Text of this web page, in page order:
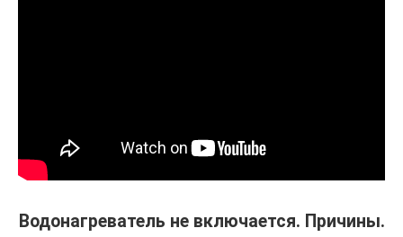
Водонагреватель не включается. Причины.